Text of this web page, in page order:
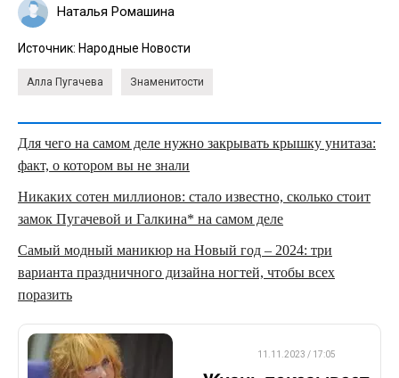
Наталья Ромашина
Источник: Народные Новости
Алла Пугачева Знаменитости
Для чего на самом деле нужно закрывать крышку унитаза:
факт, о котором вы не знали
Никаких сотен миллионов: стало известно, сколько стоит
замок Пугачевой и Галкина* на самом деле
Самый модный маникюр на Новый год – 2024: три
варианта праздничного дизайна ногтей, чтобы всех
поразить
11.11.2023 / 17:05